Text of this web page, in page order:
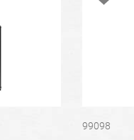
99098